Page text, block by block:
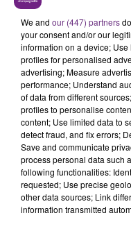
7 août 2026
LA CENTRALE
TOUJOURS À
Cela fait déjà une
nucléaire
justifiée par la
présente.
We and our (447) partners
your consent and/or our
information on a device;
profiles for personalised
advertising; Measure
performance; Understand
of data from different
profiles to personalise
content; Use limited data to
detect fraud, and fix errors;
Save and communicate
process personal data such
following functionalities:
requested; Use precise
other data sources; Link
information transmitted